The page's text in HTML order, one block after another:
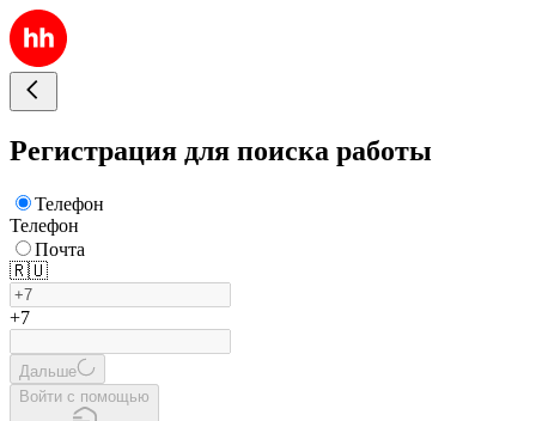
Регистрация для поиска работы
Телефон
Телефон
Почта
🇷🇺
+7
Дальше
Войти с помощью